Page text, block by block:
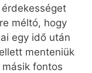
méltó, hogy
egy idő után
menteniük
fontos